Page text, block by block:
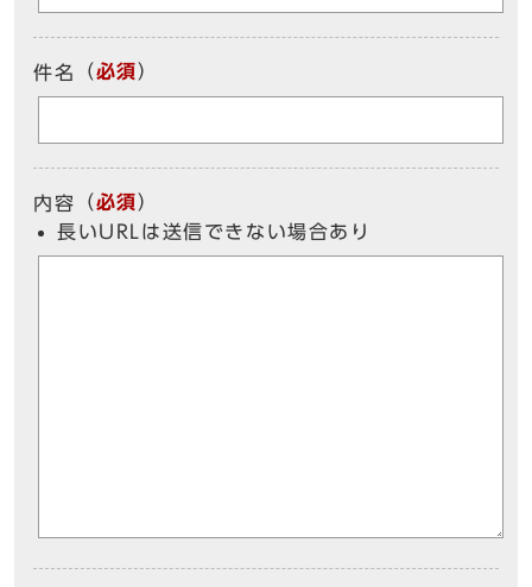
件名 （必須）
内容 （必須）
長いURLは送信できない場合あり